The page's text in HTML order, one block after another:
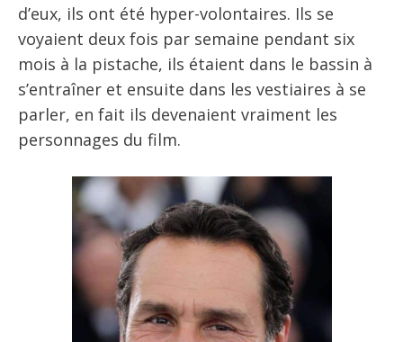
d’eux, ils ont été hyper-volontaires. Ils se
voyaient deux fois par semaine pendant six
mois à la pistache, ils étaient dans le bassin à
s’entraîner et ensuite dans les vestiaires à se
parler, en fait ils devenaient vraiment les
personnages du film.